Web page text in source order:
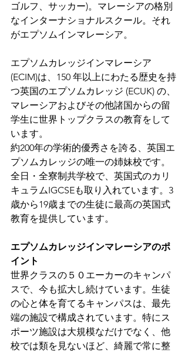
ゴルフ、サッカー)。マレーシアの格別
なインターナショナルスクール。それ
がエプソムインマレーシア。
エプソムカレッジインマレーシア
(ECIM)は、150 年以上にわたる歴史を持
つ英国のエプソムカレッジ (ECUK) の、
マレーシアおよびその他諸国からの留
学生に世界トップクラスの教育をして
います。
約200年の学術的優秀さを誇る、英国エ
プソムカレッジの唯一の姉妹校です。
全日・全寮制共学校で、英国式のカリ
キュラムIGCSEも取り入れています。3
歳から19歳までの生徒に最高の英国式
教育を提供しています。
エプソムカレッジインマレーシアのポ
イント
世界クラスの５０エーカーのキャンパ
スで、今も拡大し続けています。生徒
の心と体を育てるキャンパスは、最先
端の施設で構成されています。特にス
ポーツ施設は大規模なだけでなく、他
校では類を見ないほど、綺麗で常に整